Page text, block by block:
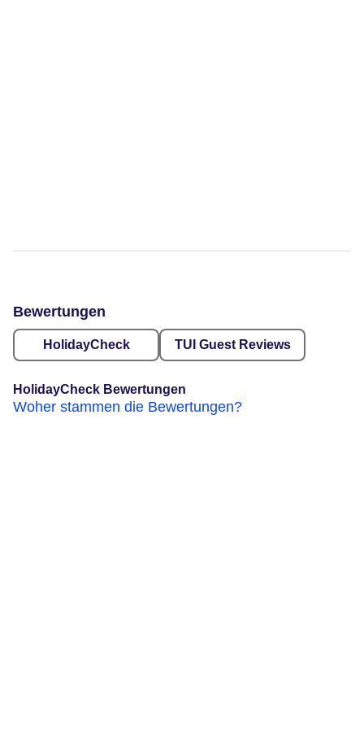
Bewertungen
HolidayCheck TUI Guest Reviews
HolidayCheck Bewertungen
Woher stammen die Bewertungen?